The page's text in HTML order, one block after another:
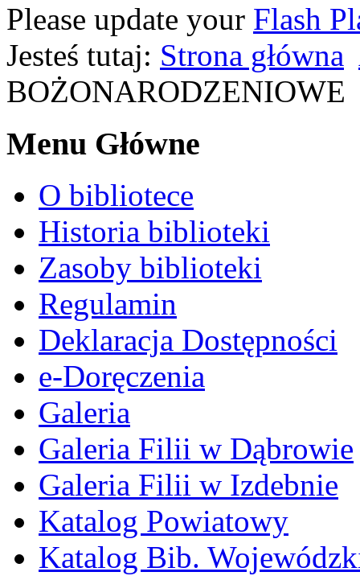
Please update your Flash
Jesteś tutaj: Strona główna
BOŻONARODZENIOWE
Menu Główne
O bibliotece
Historia biblioteki
Zasoby biblioteki
Regulamin
Deklaracja Dostępności
e-Doręczenia
Galeria
Galeria Filii w Dąbrowie
Galeria Filii w Izdebnie
Katalog Powiatowy
Katalog Bib.